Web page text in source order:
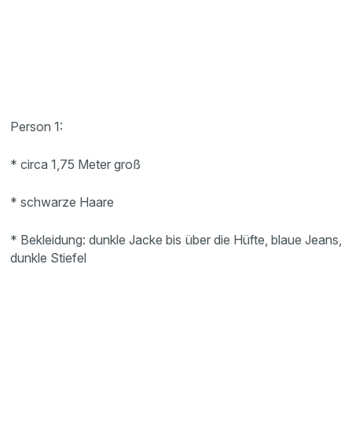
Person 1:
* circa 1,75 Meter groß
* schwarze Haare
* Bekleidung: dunkle Jacke bis über die Hüfte, blaue Jeans,
dunkle Stiefel